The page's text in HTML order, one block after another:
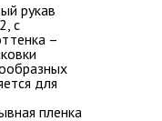
рукав
с
–
для
пленка